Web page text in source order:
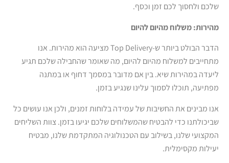
שלכם ולחסוך לכם זמן וכסף.
מהירות: משלוח מהיום להיום
הדבר הבולט ביותר ש-Top Delivery מציעה הוא מהירות. אנו
מתחייבים למשלוח מהיום להיום, מה שאומר שהחבילה שלכם תגיע
ליעדה במהירות שיא. בין אם מדובר במסמך דחוף או במתנה
מפתיעה, תוכלו לסמוך עלינו שנגיע בזמן.
אנו מבינים את החשיבות של עמידה בלוחות זמנים, ולכן אנו עושים כל
שביכולתנו כדי להבטיח שהמשלוחים שלכם יגיעו בזמן. צוות השליחים
המקצועי שלנו, בשילוב עם הטכנולוגיה המתקדמת שלנו, מבטיח
יעילות מקסימלית.